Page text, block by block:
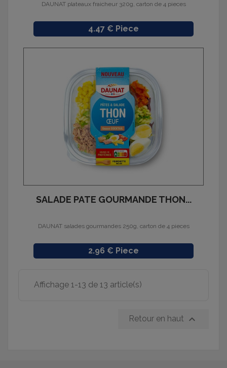
DAUNAT plateaux fraicheur 320g, carton de 4 pieces
Prix
4.47 € Piece
SALADE PATE GOURMANDE THON...
DAUNAT salades gourmandes 250g, carton de 4 pieces
Prix
2.96 € Piece
Affichage 1-13 de 13 article(s)
Retour en haut 